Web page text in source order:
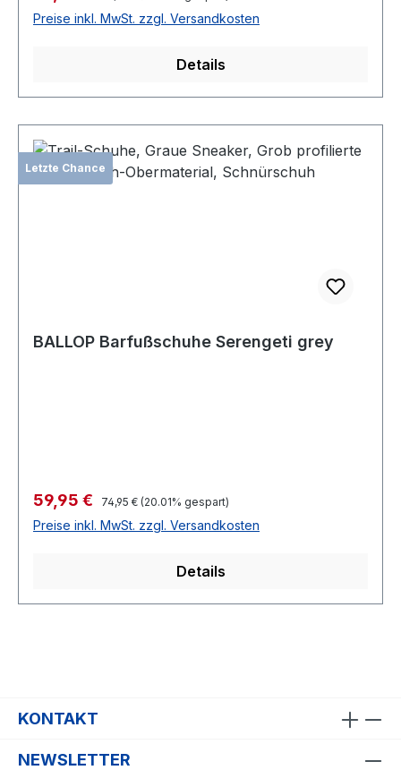
Preise inkl. MwSt. zzgl. Versandkosten
Details
Letzte Chance
BALLOP Barfußschuhe Serengeti grey
Verkaufspreis:
59,95 € Regulärer Preis:
74,95 € (20.01% gespart)
Preise inkl. MwSt. zzgl. Versandkosten
Details
KONTAKT
NEWSLETTER